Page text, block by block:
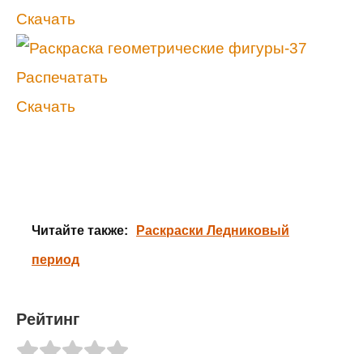
Скачать
Распечатать
Скачать
Читайте также: Раскраски Ледниковый
период
Рейтинг